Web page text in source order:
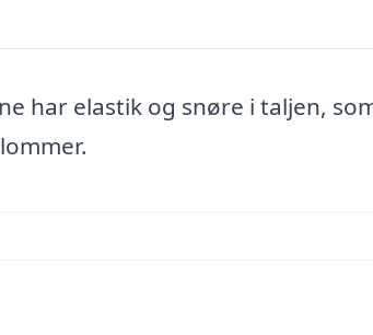
har elastik og snøre i taljen,